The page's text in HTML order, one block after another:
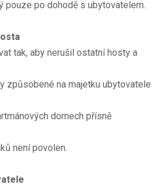
pouze po dohodě s ubytovatelem.
tak, aby nerušil ostatní hosty a
způsobené na majetku ubytovatele
domech přísně
není povolen.